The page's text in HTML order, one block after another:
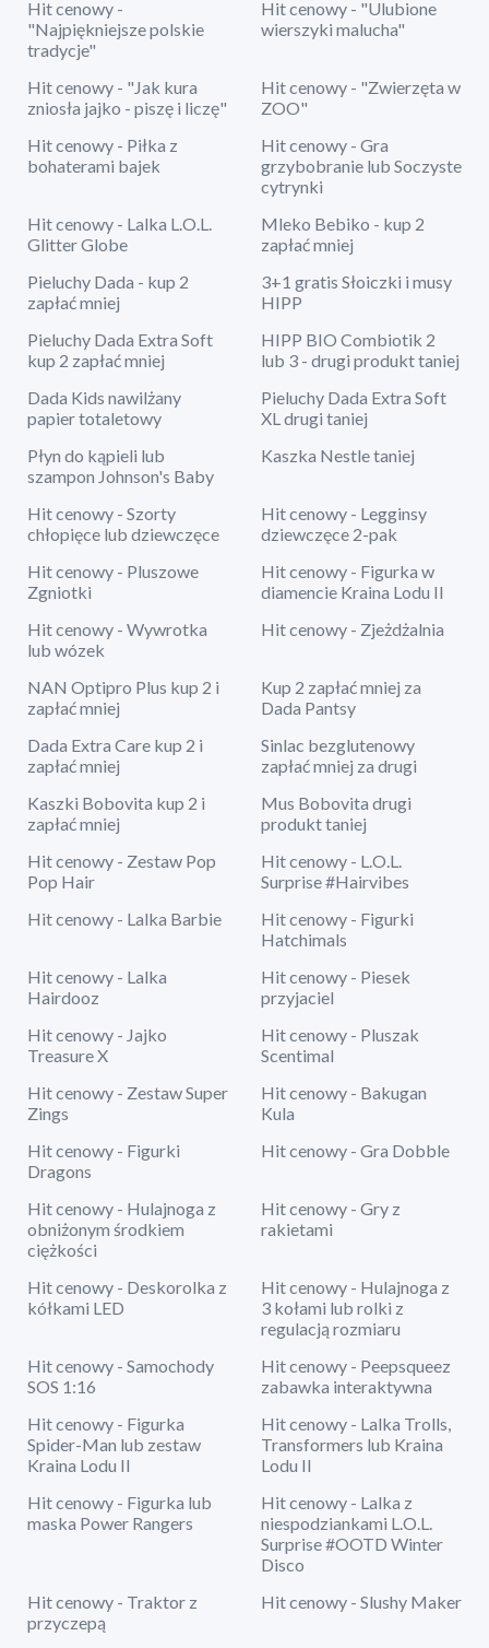
Hit cenowy -
"Najpiękniejsze polskie
tradycje"
Hit cenowy - "Ulubione
wierszyki malucha"
Hit cenowy - "Jak kura
zniosła jajko - piszę i liczę"
Hit cenowy - "Zwierzęta w
ZOO"
Hit cenowy - Piłka z
bohaterami bajek
Hit cenowy - Gra
grzybobranie lub Soczyste
cytrynki
Hit cenowy - Lalka L.O.L.
Glitter Globe
Mleko Bebiko - kup 2
zapłać mniej
Pieluchy Dada - kup 2
zapłać mniej
3+1 gratis Słoiczki i musy
HIPP
Pieluchy Dada Extra Soft
kup 2 zapłać mniej
HIPP BIO Combiotik 2
lub 3 - drugi produkt taniej
Dada Kids nawilżany
papier totaletowy
Pieluchy Dada Extra Soft
XL drugi taniej
Płyn do kąpieli lub
szampon Johnson's Baby
Kaszka Nestle taniej
Hit cenowy - Szorty
chłopięce lub dziewczęce
Hit cenowy - Legginsy
dziewczęce 2-pak
Hit cenowy - Pluszowe
Zgniotki
Hit cenowy - Figurka w
diamencie Kraina Lodu II
Hit cenowy - Wywrotka
lub wózek
Hit cenowy - Zjeżdżalnia
NAN Optipro Plus kup 2 i
zapłać mniej
Kup 2 zapłać mniej za
Dada Pantsy
Dada Extra Care kup 2 i
zapłać mniej
Sinlac bezglutenowy
zapłać mniej za drugi
Kaszki Bobovita kup 2 i
zapłać mniej
Mus Bobovita drugi
produkt taniej
Hit cenowy - Zestaw Pop
Pop Hair
Hit cenowy - L.O.L.
Surprise #Hairvibes
Hit cenowy - Lalka Barbie
Hit cenowy - Figurki
Hatchimals
Hit cenowy - Lalka
Hairdooz
Hit cenowy - Piesek
przyjaciel
Hit cenowy - Jajko
Treasure X
Hit cenowy - Pluszak
Scentimal
Hit cenowy - Zestaw Super
Zings
Hit cenowy - Bakugan
Kula
Hit cenowy - Figurki
Dragons
Hit cenowy - Gra Dobble
Hit cenowy - Hulajnoga z
obniżonym środkiem
ciężkości
Hit cenowy - Gry z
rakietami
Hit cenowy - Deskorolka z
kółkami LED
Hit cenowy - Hulajnoga z
3 kołami lub rolki z
regulacją rozmiaru
Hit cenowy - Samochody
SOS 1:16
Hit cenowy - Peepsqueez
zabawka interaktywna
Hit cenowy - Figurka
Spider-Man lub zestaw
Kraina Lodu II
Hit cenowy - Lalka Trolls,
Transformers lub Kraina
Lodu II
Hit cenowy - Figurka lub
maska Power Rangers
Hit cenowy - Lalka z
niespodziankami L.O.L.
Surprise #OOTD Winter
Disco
Hit cenowy - Traktor z
przyczepą
Hit cenowy - Slushy Maker